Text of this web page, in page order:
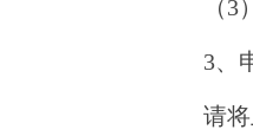
（
3、
请